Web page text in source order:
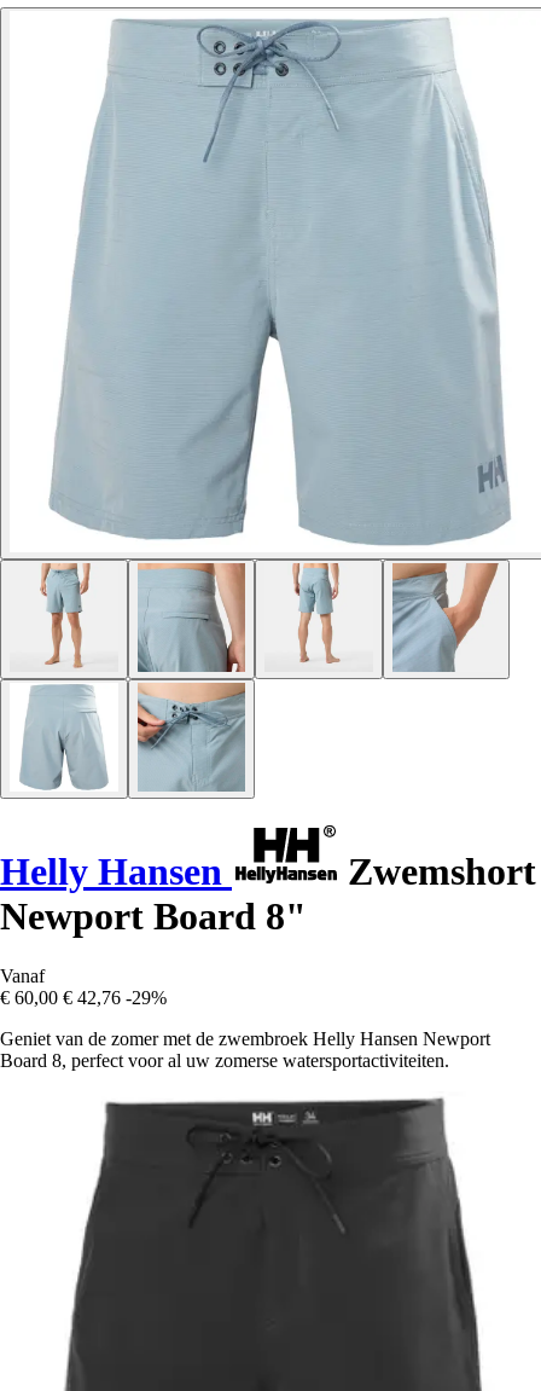
Helly Hansen
Zwemshort
Newport Board 8"
Vanaf
€ 60,00 € 42,76 -29%
Geniet van de zomer met de zwembroek Helly Hansen Newport
Board 8, perfect voor al uw zomerse watersportactiviteiten.